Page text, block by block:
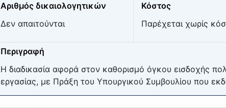
Αριθμός δικαιολογητικών
Δεν απαιτούνται
Κόστος
Παρέχεται χωρίς
Περιγραφή
Η διαδικασία αφορά στον καθορισμό όγκου εισδοχής
εργασίας, με Πράξη του Υπουργικού Συμβουλίου που